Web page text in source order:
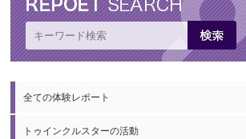
全ての体験レポート
トゥインクルスターの活動